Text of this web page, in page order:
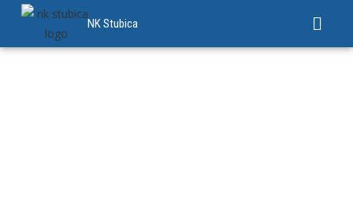
NK Stubica